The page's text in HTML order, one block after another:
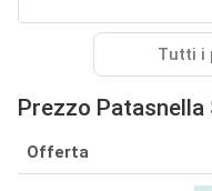
Tutti i
Prezzo
Offerta